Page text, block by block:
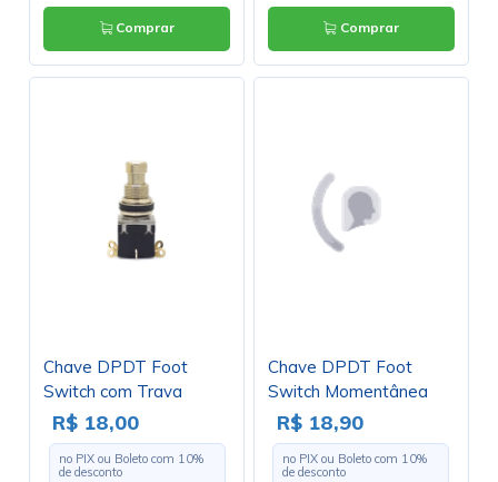
Comprar Comprar
Chave DPDT Foot
Switch com Trava
Liga/Liga para Solda
Fio - PBS-24-202
R$ 18,00
no PIX ou Boleto com 10%
de desconto
Chave DPDT Foot
Switch Momentânea
Liga/(Liga) para Solda
Fio - PBS-24-212 -
Jietong
R$ 18,90
no PIX ou Boleto com 10%
de desconto